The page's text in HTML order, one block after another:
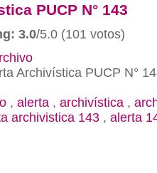
PUCP N° 143
3.0/5.0 (101 votos)
Archivística PUCP N°
, alerta , archivística ,
archivistica 143 , alerta